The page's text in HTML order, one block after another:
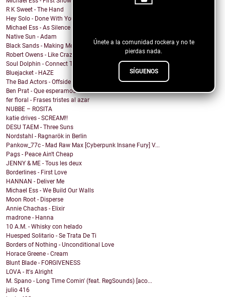
Únete a la comunidad rockera y no te
pierdas nada.
SÍGUENOS
R K Sweet - The Hand
Hey Solo - Done With You
Michael Ess - As Silence Steeps
Native Sun - Adam
Black Sands - Making Memories
Robert Owens - Like Crazy
Soul Dolphin - Connect Two
Bluejacket - HAZE
The Bad Actors - Offside Clarity
Ben Prat - Que esperamos Remix Afro House
fer floral - Frases tristes al azar
NUBBE – ROSITA
katie drives - SCREAM!!
DESU TAEM - Three Suns
Nordstahl - Ragnarök in Berlin
Pankow_77c - Mad Raw Max [Cyberpunk Insane Fury] V...
Pags - Peace Ain't Cheap
JENNY & ME - Tous les deux
Borderlines - First Love
HANNAN - Deliver Me
Michael Ess - We Build Our Walls
Moon Root - Disperse
Annie Chachas - Elixir
madrone - Hanna
10 A.M. - Whisky con helado
Huesped Solitario - Se Trata De Ti
Borders of Nothing - Unconditional Love
Horace Greene - Cream
Blunt Blade - FORGIVENESS
LOVA - It's Alright
M. Spano - Long Time Comin' (feat. RegSounds) [aco...
julio 416